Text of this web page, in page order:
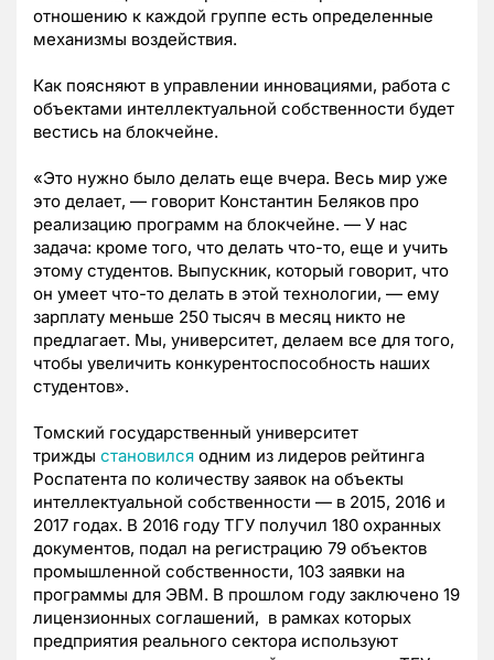
отношению к каждой группе есть определенные
механизмы воздействия.
Как поясняют в управлении инновациями, работа с
объектами интеллектуальной собственности будет
вестись на блокчейне.
«Это нужно было делать еще вчера. Весь мир уже
это делает, — говорит Константин Беляков про
реализацию программ на блокчейне. — У нас
задача: кроме того, что делать что-то, еще и учить
этому студентов. Выпускник, который говорит, что
он умеет что-то делать в этой технологии, — ему
зарплату меньше 250 тысяч в месяц никто не
предлагает. Мы, университет, делаем все для того,
чтобы увеличить конкурентоспособность наших
студентов».
Томский государственный университет
трижды становился одним из лидеров рейтинга
Роспатента по количеству заявок на объекты
интеллектуальной собственности — в 2015, 2016 и
2017 годах. В 2016 году ТГУ получил 180 охранных
документов, подал на регистрацию 79 объектов
промышленной собственности, 103 заявки на
программы для ЭВМ. В прошлом году заключено 19
лицензионных соглашений, в рамках которых
предприятия реального сектора используют